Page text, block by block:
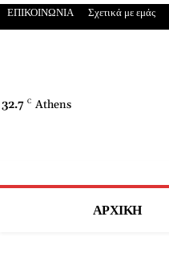
ΕΠΙΚΟΙΝΩΝΙΑ Σχετικά με εμάς
32.7 C Athens
ΑΡΧΙΚΗ